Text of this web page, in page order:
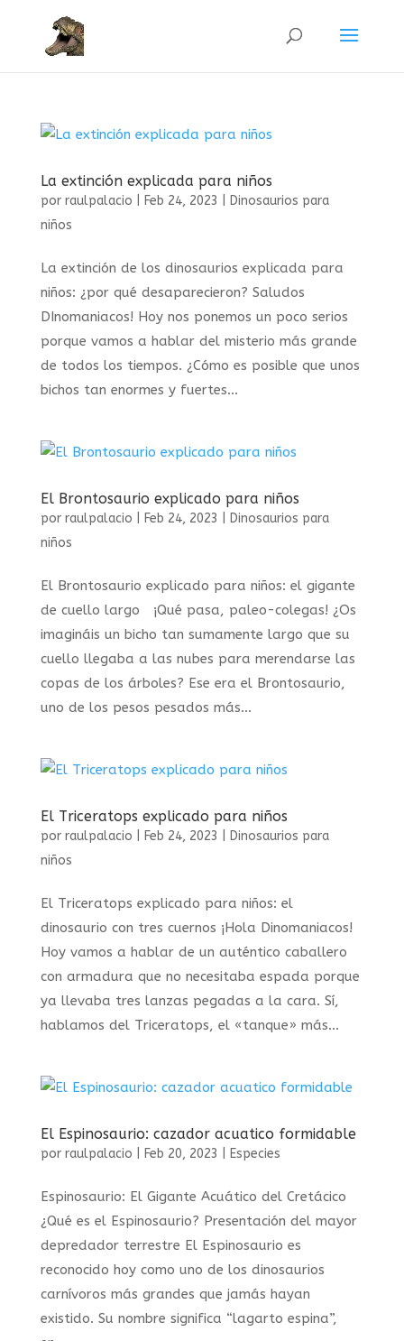
La extinción explicada para niños
por raulpalacio Feb 24, 2023
Dinosaurios para
niños
La extinción de los dinosaurios explicada para
niños: ¿por qué desaparecieron? Saludos
DInomaniacos! Hoy nos ponemos un poco serios
porque vamos a hablar del misterio más grande
de todos los tiempos. ¿Cómo es posible que unos
bichos tan enormes y fuertes...
El Brontosaurio explicado para niños
por raulpalacio Feb 24, 2023
Dinosaurios para
niños
El Brontosaurio explicado para niños: el gigante
de cuello largo ¡Qué pasa, paleo-colegas! ¿Os
imagináis un bicho tan sumamente largo que su
cuello llegaba a las nubes para merendarse las
copas de los árboles? Ese era el Brontosaurio,
uno de los pesos pesados más...
El Triceratops explicado para niños
por raulpalacio Feb 24, 2023
Dinosaurios para
niños
El Triceratops explicado para niños: el
dinosaurio con tres cuernos ¡Hola Dinomaniacos!
Hoy vamos a hablar de un auténtico caballero
con armadura que no necesitaba espada porque
ya llevaba tres lanzas pegadas a la cara. Sí,
hablamos del Triceratops, el «tanque» más...
El Espinosaurio: cazador acuatico formidable
por raulpalacio Feb 20, 2023 Especies
Espinosaurio: El Gigante Acuático del Cretácico
¿Qué es el Espinosaurio? Presentación del mayor
depredador terrestre El Espinosaurio es
reconocido hoy como uno de los dinosaurios
carnívoros más grandes que jamás hayan
existido. Su nombre significa “lagarto espina”,